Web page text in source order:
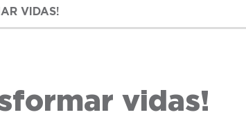
VIDAS!
vidas!